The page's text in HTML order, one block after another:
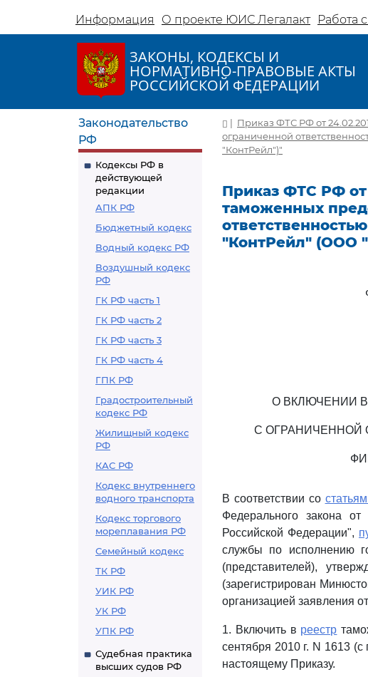
Информация О проекте ЮИС Легалакт Работа
ЗАКОНЫ, КОДЕКСЫ И
НОРМАТИВНО-ПРАВОВЫЕ АКТЫ
РОССИЙСКОЙ ФЕДЕРАЦИИ
Законодательство
РФ
Кодексы РФ в
действующей
редакции
АПК РФ
Бюджетный кодекс
Водный кодекс РФ
Воздушный кодекс
РФ
ГК РФ часть 1
ГК РФ часть 2
ГК РФ часть 3
ГК РФ часть 4
ГПК РФ
Градостроительный
кодекс РФ
Жилищный кодекс
РФ
КАС РФ
Кодекс внутреннего
водного транспорта
Кодекс торгового
мореплавания РФ
Семейный кодекс
ТК РФ
УИК РФ
УК РФ
УПК РФ
Судебная практика
высших судов РФ
| Приказ ФТС РФ от
ограниченной
"КонтРейл")"
Приказ ФТС РФ от
таможенных
"КонтРейл" (ООО
О ВКЛЮЧЕНИИ
С ОГРАНИЧЕННОЙ
В соответствии со
Федерального закона
Российской Федерации",
службы по исполнению
(представителей),
(зарегистрирован
организацией заявления
1. Включить в реестр
сентября 2010 г. N 1613
настоящему Приказу.